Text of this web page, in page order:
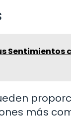
Sentimientos
más